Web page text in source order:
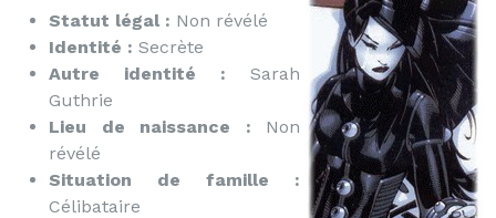
Statut légal : Non révélé
Identité : Secrète
Autre identité : Sarah
Guthrie
Lieu de naissance : Non
révélé
Situation de famille :
Célibataire